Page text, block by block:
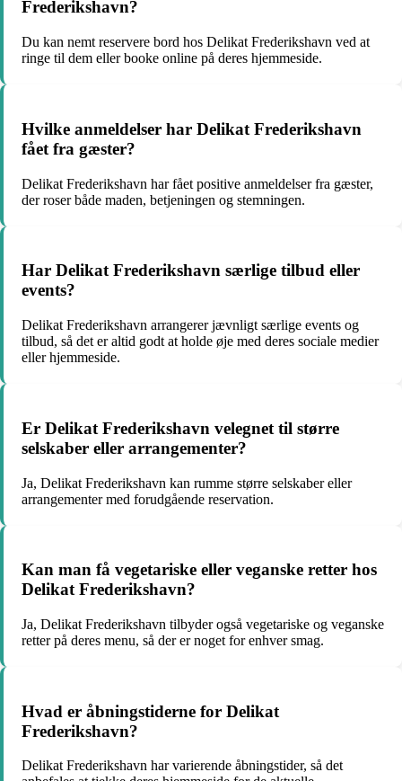
Frederikshavn?
Du kan nemt reservere bord hos Delikat Frederikshavn ved at
ringe til dem eller booke online på deres hjemmeside.
Hvilke anmeldelser har Delikat Frederikshavn
fået fra gæster?
Delikat Frederikshavn har fået positive anmeldelser fra gæster,
der roser både maden, betjeningen og stemningen.
Har Delikat Frederikshavn særlige tilbud eller
events?
Delikat Frederikshavn arrangerer jævnligt særlige events og
tilbud, så det er altid godt at holde øje med deres sociale medier
eller hjemmeside.
Er Delikat Frederikshavn velegnet til større
selskaber eller arrangementer?
Ja, Delikat Frederikshavn kan rumme større selskaber eller
arrangementer med forudgående reservation.
Kan man få vegetariske eller veganske retter hos
Delikat Frederikshavn?
Ja, Delikat Frederikshavn tilbyder også vegetariske og veganske
retter på deres menu, så der er noget for enhver smag.
Hvad er åbningstiderne for Delikat
Frederikshavn?
Delikat Frederikshavn har varierende åbningstider, så det